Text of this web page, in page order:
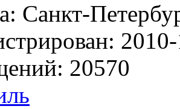
Санкт-
20570